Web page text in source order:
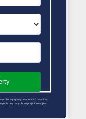
wysyłając wiadomość na adres
ochrony danych. Więcej informacji w